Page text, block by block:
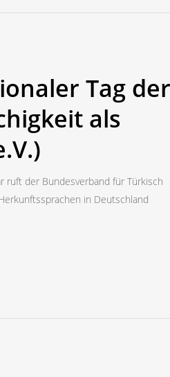
Tag der
als
ruft der Bundesverband für Türkisch
in Deutschland